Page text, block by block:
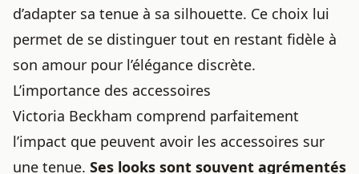
d’adapter sa tenue à sa silhouette. Ce choix lui
permet de se distinguer tout en restant fidèle à
son amour pour l’élégance discrète.
L’importance des accessoires
Victoria Beckham comprend parfaitement
l’impact que peuvent avoir les accessoires sur
une tenue. Ses looks sont souvent agrémentés